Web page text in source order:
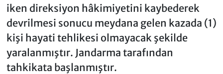
iken direksiyon hâkimiyetini kaybederek
devrilmesi sonucu meydana gelen kazada (1)
kişi hayati tehlikesi olmayacak şekilde
yaralanmıştır. Jandarma tarafından
tahkikata başlanmıştır.